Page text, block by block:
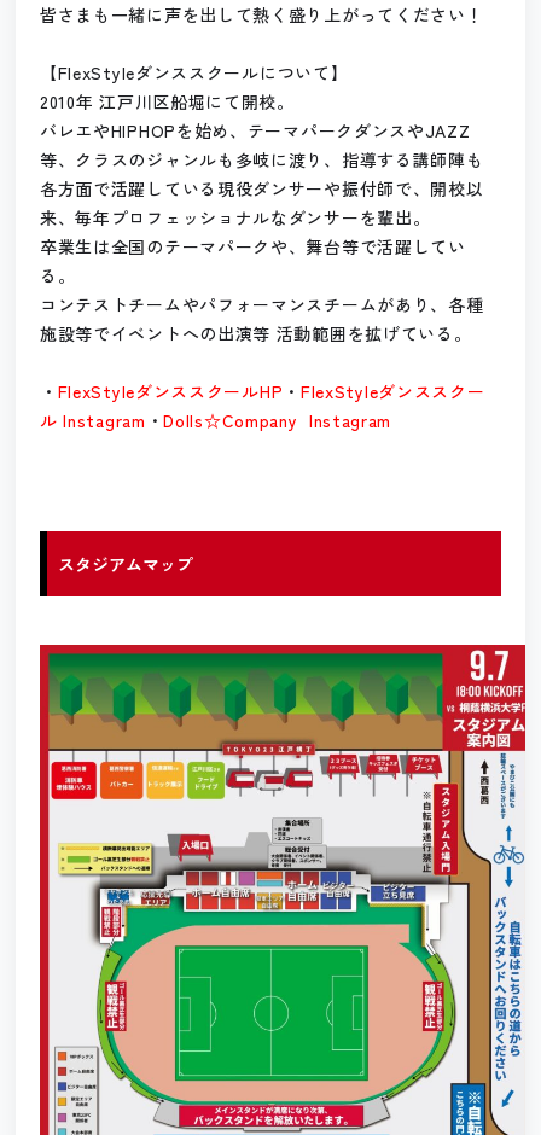
皆さまも一緒に声を出して熱く盛り上がってください！
【FlexStyleダンススクールについて】
2010年 江戸川区船堀にて開校。
バレエやHIPHOPを始め、テーマパークダンスやJAZZ
等、クラスのジャンルも多岐に渡り、指導する講師陣も
各方面で活躍している現役ダンサーや振付師で、開校以
来、毎年プロフェッショナルなダンサーを輩出。
卒業生は全国のテーマパークや、舞台等で活躍してい
る。
コンテストチームやパフォーマンスチームがあり、各種
施設等でイベントへの出演等 活動範囲を拡げている。
・ FlexStyleダンススクールHP ・ FlexStyleダンススクー
ル Instagram ・Dolls☆Company Instagram
スタジアムマップ